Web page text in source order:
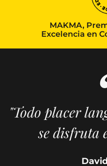
MAKMA,
Excelencia en
"Todo placer
se disfruta